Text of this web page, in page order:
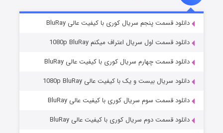
قسمت۲ (زیرنویس) منتشر شد
مردگان متحرک: شهر مرده ۳
دانلود قسمت پنجم سریال کوری با کیفیت عالی BluRay
دانلود قسمت اول سریال اعتراف میکنم 1080p BluRay
دانلود قسمت چهارم سریال کوری با کیفیت عالی BluRay
دانلود سریال بیست و یک با کیفیت عالی 1080p BluRay
دانلود قسمت سوم سریال کوری با کیفیت عالی BluRay
دانلود قسمت دوم سریال کوری با کیفیت عالی BluRay